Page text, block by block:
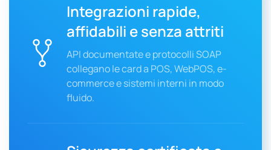
Integrazioni rapide,
affidabili e senza attriti
API documentate e protocolli SOAP
collegano le card a POS, WebPOS, e-
commerce e sistemi interni in modo
fluido.